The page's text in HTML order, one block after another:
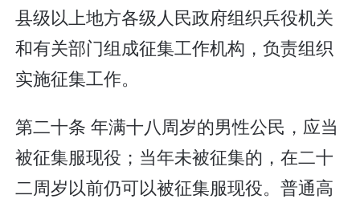
县级以上地方各级人民政府组织兵役机关
和有关部门组成征集工作机构，负责组织
实施征集工作。
第二十条 年满十八周岁的男性公民，应当
被征集服现役；当年未被征集的，在二十
二周岁以前仍可以被征集服现役。普通高